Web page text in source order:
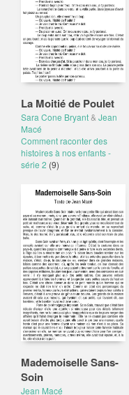
La Moitié de Poulet
Sara Cone Bryant& Jean
Macé
Comment raconter des
histoires à nos enfants -
série 2 (9)
Mademoiselle Sans-
Soin
Jean Macé